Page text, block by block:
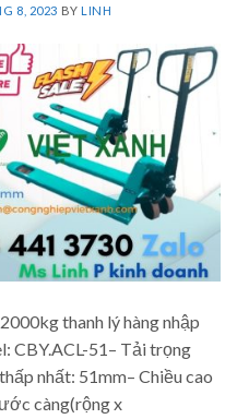
8, 2023 BYLINH
thanh lý hàng nhập
CBY.ACL-51– Tải trọng
nhất: 51mm– Chiều cao
càng(rộng x